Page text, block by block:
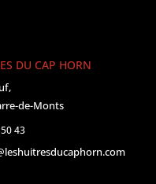
DU CAP HORN
de-Monts
43